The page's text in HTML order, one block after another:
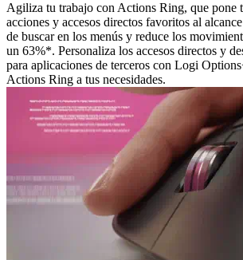
Agiliza tu trabajo con Actions Ring, que pone
acciones y accesos directos favoritos al
de buscar en los menús y reduce los
un 63%*. Personaliza los accesos directos y
para aplicaciones de terceros con Logi
Actions Ring a tus necesidades.